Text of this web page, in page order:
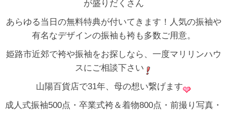
が盛りだくさん
あらゆる当日の無料特典が付いてきます！人気の振袖や
有名なデザインの振袖も袴も多数ご用意。
姫路市近郊で袴や振袖をお探しなら、一度マリリンハウ
スにご相談下さい
山陽百貨店で31年、母の想い繋げます
成人式振袖500点・卒業式袴＆着物800点・前撮り写真・